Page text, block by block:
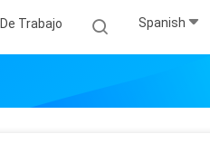
Trabajo Spanish